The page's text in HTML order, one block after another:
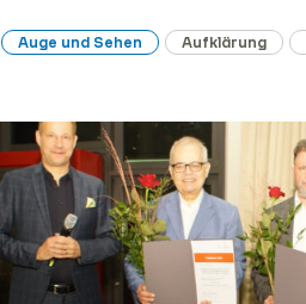
Auge und Sehen Aufklärung